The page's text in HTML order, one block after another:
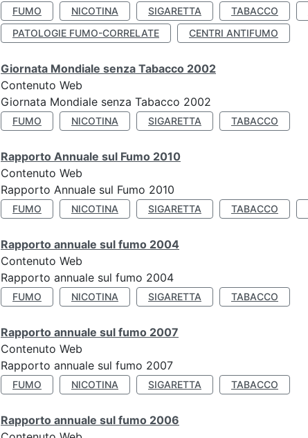
FUMO NICOTINA SIGARETTA TABACCO
PATOLOGIE FUMO-CORRELATE
CENTRI ANTIFUMO
Giornata Mondiale senza Tabacco 2002
Contenuto Web
Giornata Mondiale senza Tabacco 2002
FUMO NICOTINA SIGARETTA TABACCO
Rapporto Annuale sul Fumo 2010
Contenuto Web
Rapporto Annuale sul Fumo 2010
FUMO NICOTINA SIGARETTA TABACCO
Rapporto annuale sul fumo 2004
Contenuto Web
Rapporto annuale sul fumo 2004
FUMO NICOTINA SIGARETTA TABACCO
Rapporto annuale sul fumo 2007
Contenuto Web
Rapporto annuale sul fumo 2007
FUMO NICOTINA SIGARETTA TABACCO
Rapporto annuale sul fumo 2006